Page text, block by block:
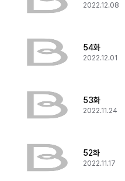
2022.12.08
54화
2022.12.01
53화
2022.11.24
52화
2022.11.17